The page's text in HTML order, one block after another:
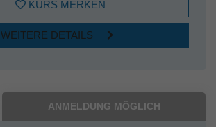
KURS MERKEN
WEITERE DETAILS
ANMELDUNG MÖGLICH